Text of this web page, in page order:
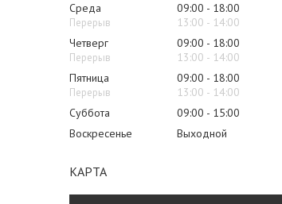
Среда
09:00
18:00
13:00
14:00
Четверг
09:00
18:00
13:00
14:00
Пятница
09:00
18:00
13:00
14:00
Суббота
09:00
15:00
Воскресенье
Выходной
КАРТА